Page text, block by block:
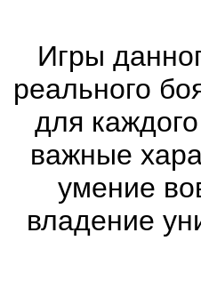
Игры
реального
для
важные
умение
владение